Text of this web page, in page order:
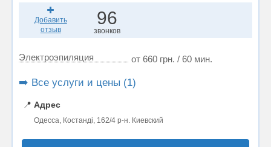
Добавить
отзыв
96
звонков
Электроэпиляция от 660 грн. / 60 мин.
➡️ Все услуги и цены (1)
📍 Адрес
Одесса, Костанді, 162/4 р-н. Киевский